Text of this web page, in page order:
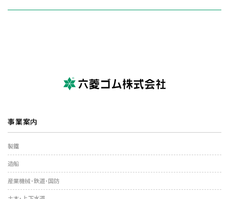
事業案内
製鐵
造船
産業機械・鉄道・国防